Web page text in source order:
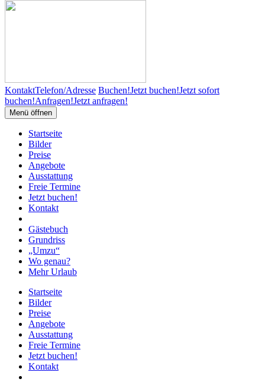
KontaktTelefon/Adresse Buchen!Jetzt buchen!Jetzt sofort
buchen!Anfragen!Jetzt anfragen!
Menü öffnen
Startseite
Bilder
Preise
Angebote
Ausstattung
Freie Termine
Jetzt buchen!
Kontakt
Gästebuch
Grundriss
„Umzu“
Wo genau?
Mehr Urlaub
Startseite
Bilder
Preise
Angebote
Ausstattung
Freie Termine
Jetzt buchen!
Kontakt